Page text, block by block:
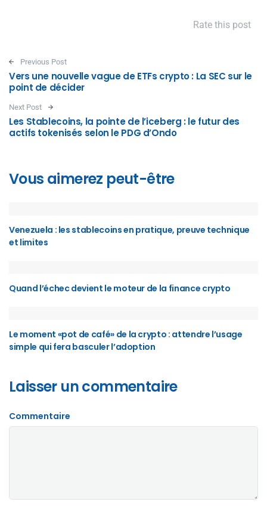
Rate this post
Post navigation
Previous Post
Vers une nouvelle vague de ETFs crypto : La SEC sur le
point de décider
Next Post
Les Stablecoins, la pointe de l’iceberg : le futur des
actifs tokenisés selon le PDG d’Ondo
Vous aimerez peut-être
Venezuela : les stablecoins en pratique, preuve technique
et limites
Quand l’échec devient le moteur de la finance crypto
Le moment «pot de café» de la crypto : attendre l’usage
simple qui fera basculer l’adoption
Laisser un commentaire
Commentaire